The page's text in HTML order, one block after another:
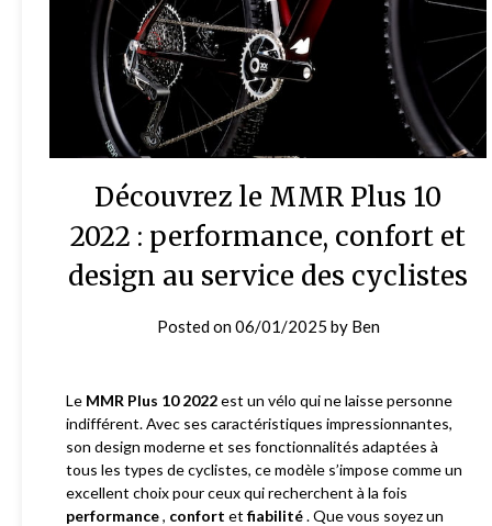
Découvrez le MMR Plus 10
2022 : performance, confort et
design au service des cyclistes
Posted on06/01/2025 by Ben
Le MMR Plus 10 2022est un vélo qui ne laisse personne
indifférent. Avec ses caractéristiques impressionnantes,
son design moderne et ses fonctionnalités adaptées à
tous les types de cyclistes, ce modèle s’impose comme un
excellent choix pour ceux qui recherchent à la fois
performance, confort et fiabilité. Que vous soyez un